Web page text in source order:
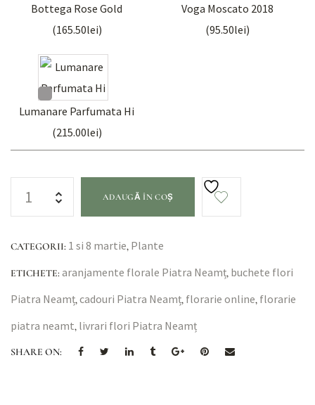
Bottega Rose Gold
(165.50lei)
Voga Moscato 2018
(95.50lei)
Lumanare Parfumata Hi
(215.00lei)
ADAUGĂ ÎN COȘ
CATEGORII: 1 si 8 martie, Plante
ETICHETE: aranjamente florale Piatra Neamț, buchete flori
Piatra Neamț,cadouri Piatra Neamț, florarie online, florarie
piatra neamt, livrari flori Piatra Neamț
SHARE ON: